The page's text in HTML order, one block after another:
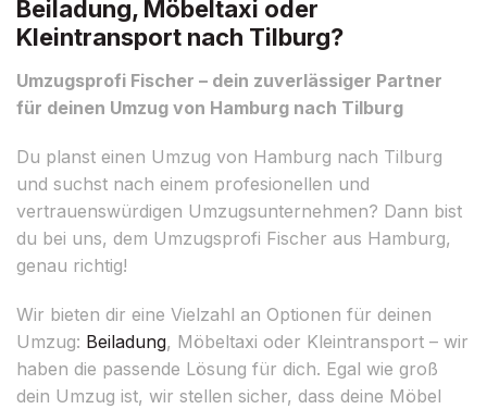
Beiladung, Möbeltaxi oder
Kleintransport nach Tilburg?
Umzugsprofi Fischer – dein zuverlässiger Partner
für deinen Umzug von Hamburg nach Tilburg
Du planst einen Umzug von Hamburg nach Tilburg
und suchst nach einem profesionellen und
vertrauenswürdigen Umzugsunternehmen? Dann bist
du bei uns, dem Umzugsprofi Fischer aus Hamburg,
genau richtig!
Wir bieten dir eine Vielzahl an Optionen für deinen
Umzug: Beiladung, Möbeltaxi oder Kleintransport – wir
haben die passende Lösung für dich. Egal wie groß
dein Umzug ist, wir stellen sicher, dass deine Möbel